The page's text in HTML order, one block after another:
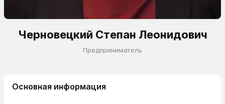
Черновецкий Степан Леонидович
Предприниматель
Основная информация